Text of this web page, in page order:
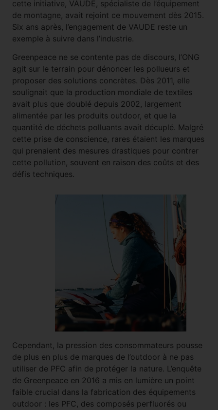
cette initiative, VAUDE, spécialiste de l’équipement
de montagne, avait rejoint ce mouvement dès 2015.
Six ans après, l’engagement de VAUDE reste un
exemple à suivre dans l’industrie.
Greenpeace ne se contente pas de discours, l’ONG
agit sur le terrain pour dénoncer les pollueurs et
proposer des solutions concrètes. Dès 2011, elle
soulignait que la production mondiale de textiles
avait plus que doublé depuis 2002, largement
alimentée par les produits outdoor, et que la
quantité de déchets polluants avait décuplé. Malgré
cette prise de conscience, rares étaient les marques
qui prenaient des mesures drastiques pour contrer
cette pollution, souvent en raison des coûts et des
défis techniques.
Cependant, la pression des consommateurs pousse
de plus en plus de marques de l’outdoor à ne pas
utiliser de PFC afin de protéger la nature. L’enquête
de Greenpeace en 2016 a mis en lumière un point
faible crucial dans la fabrication des équipements
outdoor : les PFC, des composés perfluorés ou